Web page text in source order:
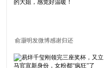
俞灏明发微博感谢归还
他身份证的大姐，感觉